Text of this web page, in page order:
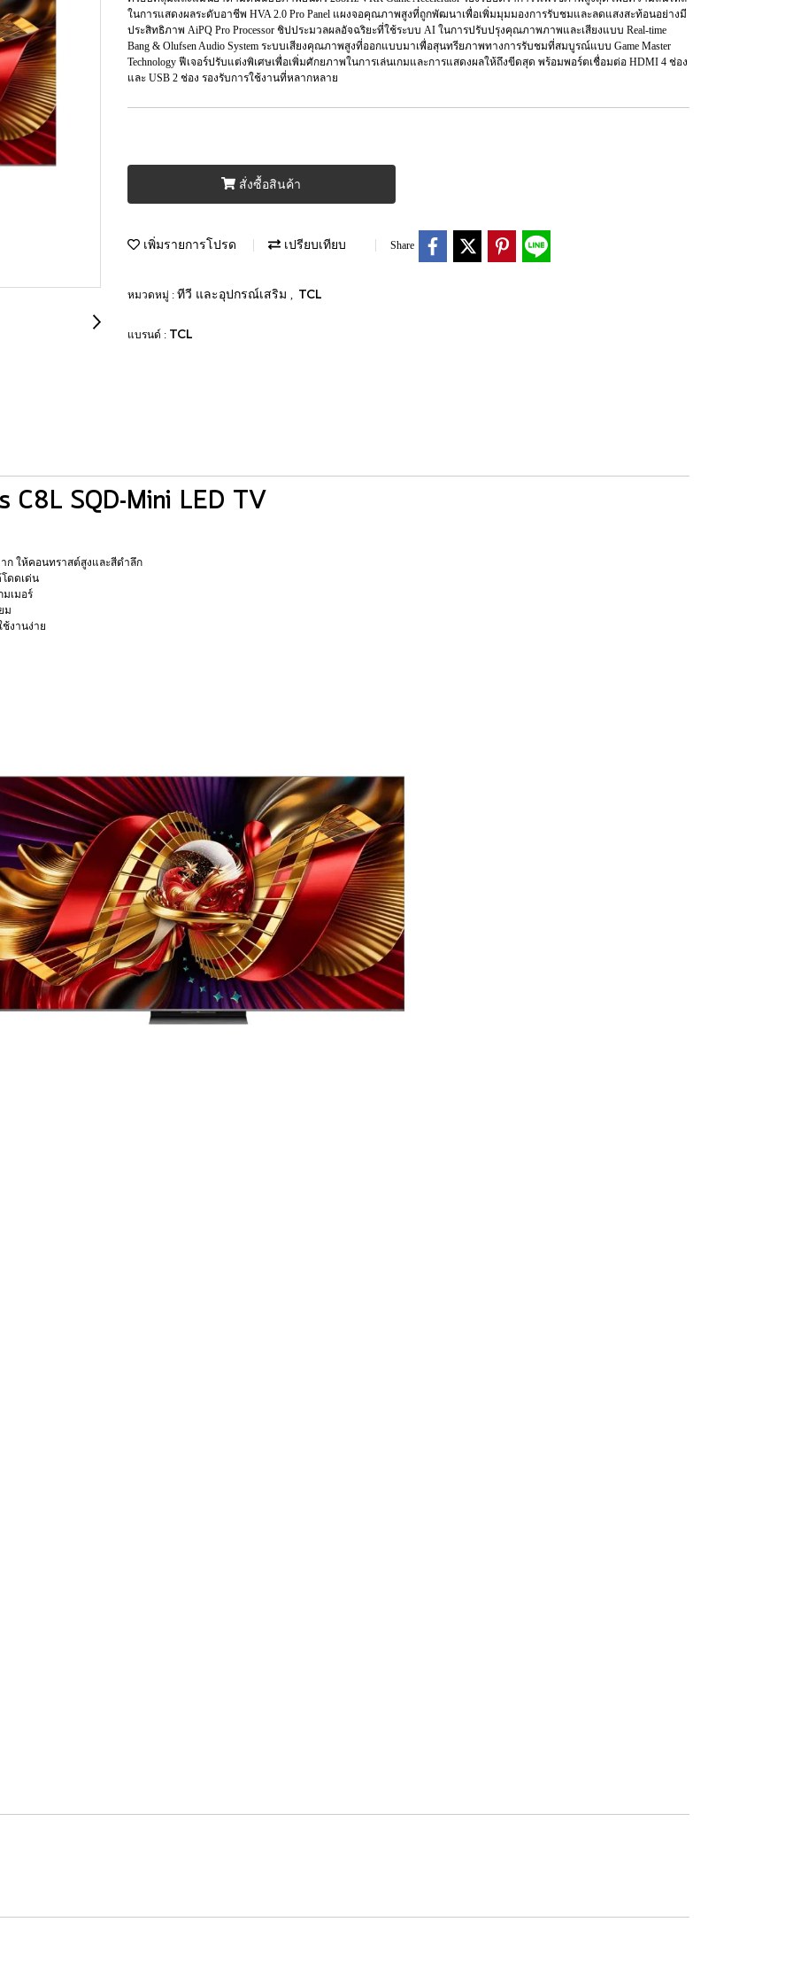
ในการแสดงผลระดับอาชีพ HVA 2.0 Pro Panel แผงจอคุณภาพสูงที่ถูกพัฒนาเพื่อเพิ่มมุมมองการรับชมและลดแสงสะท้อนอย่างมี
ประสิทธิภาพ AiPQ Pro Processor ชิปประมวลผลอัจฉริยะที่ใช้ระบบ AI ในการปรับปรุงคุณภาพภาพและเสียงแบบ Real-time
Bang & Olufsen Audio System ระบบเสียงคุณภาพสูงที่ออกแบบมาเพื่อสุนทรียภาพทางการรับชมที่สมบูรณ์แบบ Game Master
Technology ฟีเจอร์ปรับแต่งพิเศษเพื่อเพิ่มศักยภาพในการเล่นเกมและการแสดงผลให้ถึงขีดสุด พร้อมพอร์ตเชื่อมต่อ HDMI 4 ช่อง
และ USB 2 ช่อง รองรับการใช้งานที่หลากหลาย
สั่งซื้อสินค้า
เพิ่มรายการโปรด เปรียบเทียบ Share
หมวดหมู่ : ทีวี และอุปกรณ์เสริม TCL
แบรนด์ : TCL
C8L SQD-Mini LED TV
าก ให้คอนทราสต์สูงและสีดำลึก
โดดเด่น
มเมอร์
ม
ช้งานง่าย